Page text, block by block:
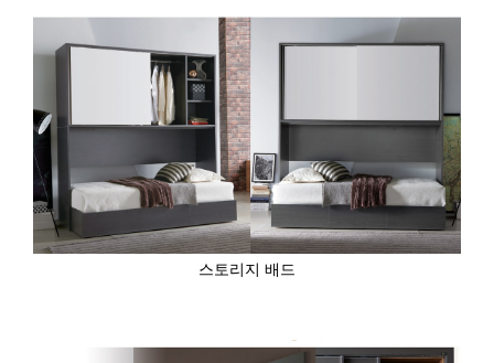
스토리지 배드